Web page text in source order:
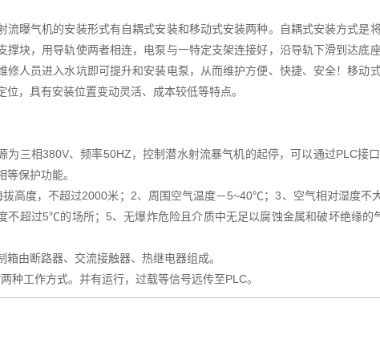
流曝气机的安装形式有自耦式安装和移动式安装两种。自耦式安装方式是
撑块，用导轨使两者相连，电泵与一特定支架连接好，沿导轨下滑到达底
修人员进入水坑即可提升和安装电泵，从而维护方便、快捷、安全！移动
位，具有安装位置变动灵活、成本较低等特点。
为三相380V、频率50HZ，控制潜水射流暴气机的起停，可以通过PLC接
等保护功能。
拔高度，不超过2000米；2、周围空气温度－5~40℃；3、空气相对湿度
不超过5℃的场所；5、无爆炸危险且介质中无足以腐蚀金属和破坏绝缘
箱由断路器、交流接触器、热继电器组成。
种工作方式。并有运行，过载等信号远传至PLC。